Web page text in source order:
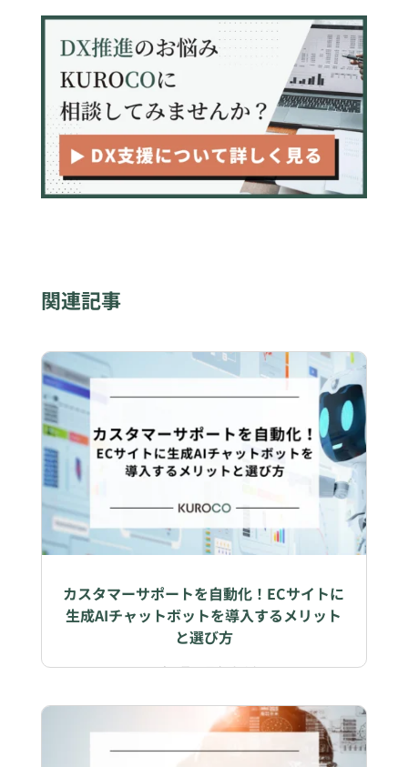
ます
関連記事
カスタマーサポートを自動化！ECサイトに
生成AIチャットボットを導入するメリット
と選び方
2026年7月31日|ビジネス